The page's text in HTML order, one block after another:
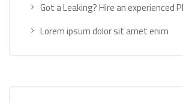
Got a Leaking? Hire an experienced
Lorem ipsum dolor sit amet enim